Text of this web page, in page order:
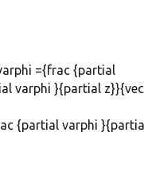
={frac {partial
varphi }{partial z}}{vec